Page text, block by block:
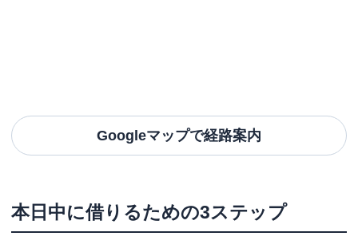
Googleマップで経路案内
本日中に借りるための3ステップ